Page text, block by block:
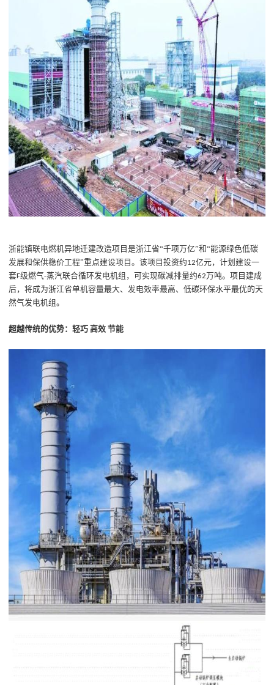
浙能镇联电燃机异地迁建改造项目是浙江省“千项万亿”和“能源绿色低碳
发展和保供稳价工程”重点建设项目。该项目投资约12亿元，计划建设一
套F级燃气-蒸汽联合循环发电机组，可实现碳减排量约62 万吨。项目建成
后，将成为浙江省单机容量最大、发电效率最高、低碳环保水平最优的天
然气发电机组。
超越传统的优势：轻巧 高效 节能